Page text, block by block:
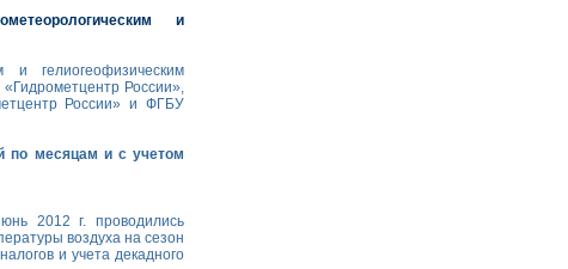
и
и гелиогеофизическим
России»,
России» и ФГБУ
по месяцам и с учетом
2012 г. проводились
воздуха на сезон
и учета декадного